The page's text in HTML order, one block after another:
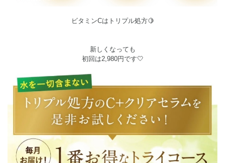
ビタミンCはトリプル処方🍋
新しくなっても
初回は2,980円です🤍